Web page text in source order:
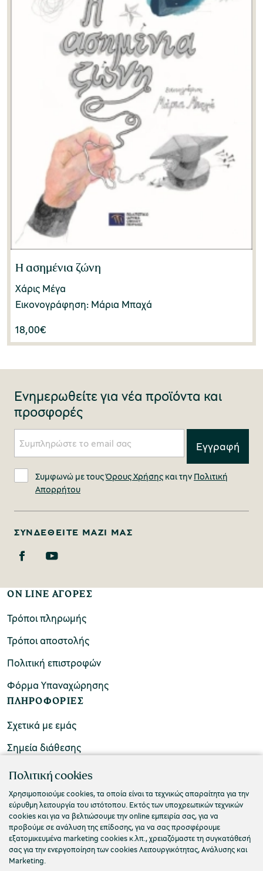
Η ασημένια ζώνη
Χάρις Μέγα
Εικονογράφηση: Μάρια Μπαχά
18,00€
Ενημερωθείτε για νέα προϊόντα και
προσφορές
Συμφωνώ με τουςΌρους Χρήσης και την Πολιτική
Απορρήτου
ΣΥΝΔΕΘΕΊΤΕ ΜΑΖΊ ΜΑΣ
ON LINE ΑΓΟΡΕΣ
Τρόποι πληρωμής
Τρόποι αποστολής
Πολιτική επιστροφών
Φόρμα Υπαναχώρησης
ΠΛΗΡΟΦΟΡΙΕΣ
Σχετικά με εμάς
Σημεία διάθεσης
Συχνές ερωτήσεις
Επικοινωνήστε μαζί μας
Πολιτική cookies
Χρησιμοποιούμε cookies, τα οποία είναι τα τεχνικώς απαραίτητα για την
εύρυθμη λειτουργία του ιστότοπου. Εκτός των υποχρεωτικών τεχνικών
cookies και για να βελτιώσουμε την online εμπειρία σας, για να
προβούμε σε ανάλυση της επίδοσης, για να σας προσφέρουμε
εξατομικευμένα marketing cookies κ.λπ., χρειαζόμαστε τη συγκατάθεσή
σας για την ενεργοποίηση των cookies Λειτουργικότητας, Ανάλυσης και
Marketing.